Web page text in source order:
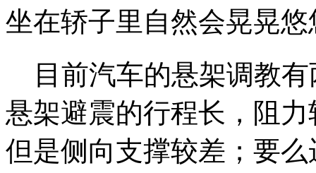
坐在轿子里自然会晃晃
目前汽车的悬架调教有
悬架避震的行程长，阻
但是侧向支撑较差；要